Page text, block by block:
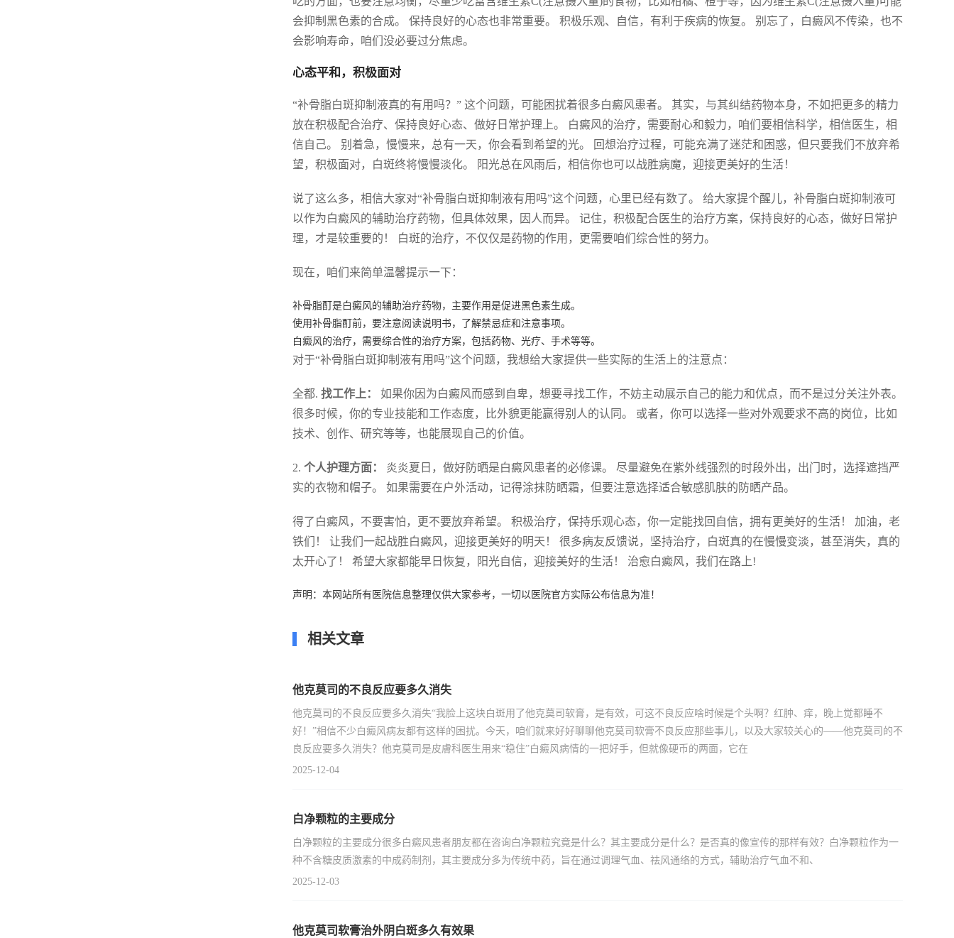
会抑制黑色素的合成。 保持良好的心态也非常重要。 积极乐观、自信，有利于疾病的恢复。 别忘了，白癜风不传染，也不
会影响寿命，咱们没必要过分焦虑。
心态平和，积极面对
“补骨脂白斑抑制液真的有用吗？” 这个问题，可能困扰着很多白癜风患者。 其实，与其纠结药物本身，不如把更多的精力
放在积极配合治疗、保持良好心态、做好日常护理上。 白癜风的治疗，需要耐心和毅力，咱们要相信科学，相信医生，相
信自己。 别着急，慢慢来，总有一天，你会看到希望的光。 回想治疗过程，可能充满了迷茫和困惑，但只要我们不放弃希
望，积极面对，白斑终将慢慢淡化。 阳光总在风雨后，相信你也可以战胜病魔，迎接更美好的生活！
说了这么多，相信大家对“补骨脂白斑抑制液有用吗”这个问题，心里已经有数了。 给大家提个醒儿，补骨脂白斑抑制液可
以作为白癜风的辅助治疗药物，但具体效果，因人而异。 记住，积极配合医生的治疗方案，保持良好的心态，做好日常护
理，才是较重要的！ 白斑的治疗，不仅仅是药物的作用，更需要咱们综合性的努力。
现在，咱们来简单温馨提示一下：
补骨脂酊是白癜风的辅助治疗药物，主要作用是促进黑色素生成。
使用补骨脂酊前，要注意阅读说明书，了解禁忌症和注意事项。
白癜风的治疗，需要综合性的治疗方案，包括药物、光疗、手术等等。
对于“补骨脂白斑抑制液有用吗”这个问题，我想给大家提供一些实际的生活上的注意点：
全都. 找工作上：
如果你因为白癜风而感到自卑，想要寻找工作，不妨主动展示自己的能力和优点，而不是过分关注外表。
很多时候，你的专业技能和工作态度，比外貌更能赢得别人的认同。 或者，你可以选择一些对外观要求不高的岗位，比如
技术、创作、研究等等，也能展现自己的价值。
2. 个人护理方面：
炎炎夏日，做好防晒是白癜风患者的必修课。 尽量避免在紫外线强烈的时段外出，出门时，选择遮挡严
实的衣物和帽子。 如果需要在户外活动，记得涂抹防晒霜，但要注意选择适合敏感肌肤的防晒产品。
得了白癜风，不要害怕，更不要放弃希望。 积极治疗，保持乐观心态，你一定能找回自信，拥有更美好的生活！ 加油，老
铁们！ 让我们一起战胜白癜风，迎接更美好的明天！ 很多病友反馈说，坚持治疗，白斑真的在慢慢变淡，甚至消失，真的
太开心了！ 希望大家都能早日恢复，阳光自信，迎接美好的生活！ 治愈白癜风，我们在路上!
声明：本网站所有医院信息整理仅供大家参考，一切以医院官方实际公布信息为准！
相关文章
他克莫司的不良反应要多久消失
他克莫司的不良反应要多久消失“我脸上这块白斑用了他克莫司软膏，是有效，可这不良反应啥时候是个头啊？红肿、痒，晚上觉都睡不
好！”相信不少白癜风病友都有这样的困扰。今天，咱们就来好好聊聊他克莫司软膏不良反应那些事儿，以及大家较关心的——他克莫司的不
良反应要多久消失？他克莫司是皮膚科医生用来“稳住”白癜风病情的一把好手，但就像硬币的两面，它在
2025-12-04
白净颗粒的主要成分
白净颗粒的主要成分很多白癜风患者朋友都在咨询白净颗粒究竟是什么？其主要成分是什么？是否真的像宣传的那样有效？白净颗粒作为一
种不含糖皮质激素的中成药制剂，其主要成分多为传统中药，旨在通过调理气血、祛风通络的方式，辅助治疗气血不和、
2025-12-03
他克莫司软膏治外阴白斑多久有效果